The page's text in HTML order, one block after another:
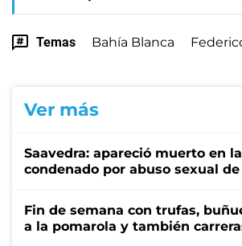
Temas Bahía Blanca
Ver más
Saavedra: apareció muerto en
condenado por abuso sexual
Fin de semana con trufas,
a la pomarola y también